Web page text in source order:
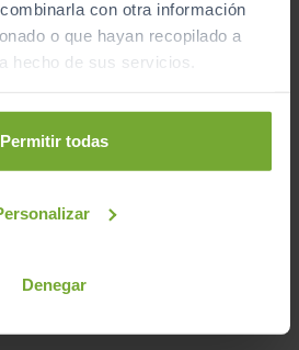
con otra información
o que hayan recopilado a
hecho de sus servicios.
Permitir todas
Denegar
Familiares Monovolumenes